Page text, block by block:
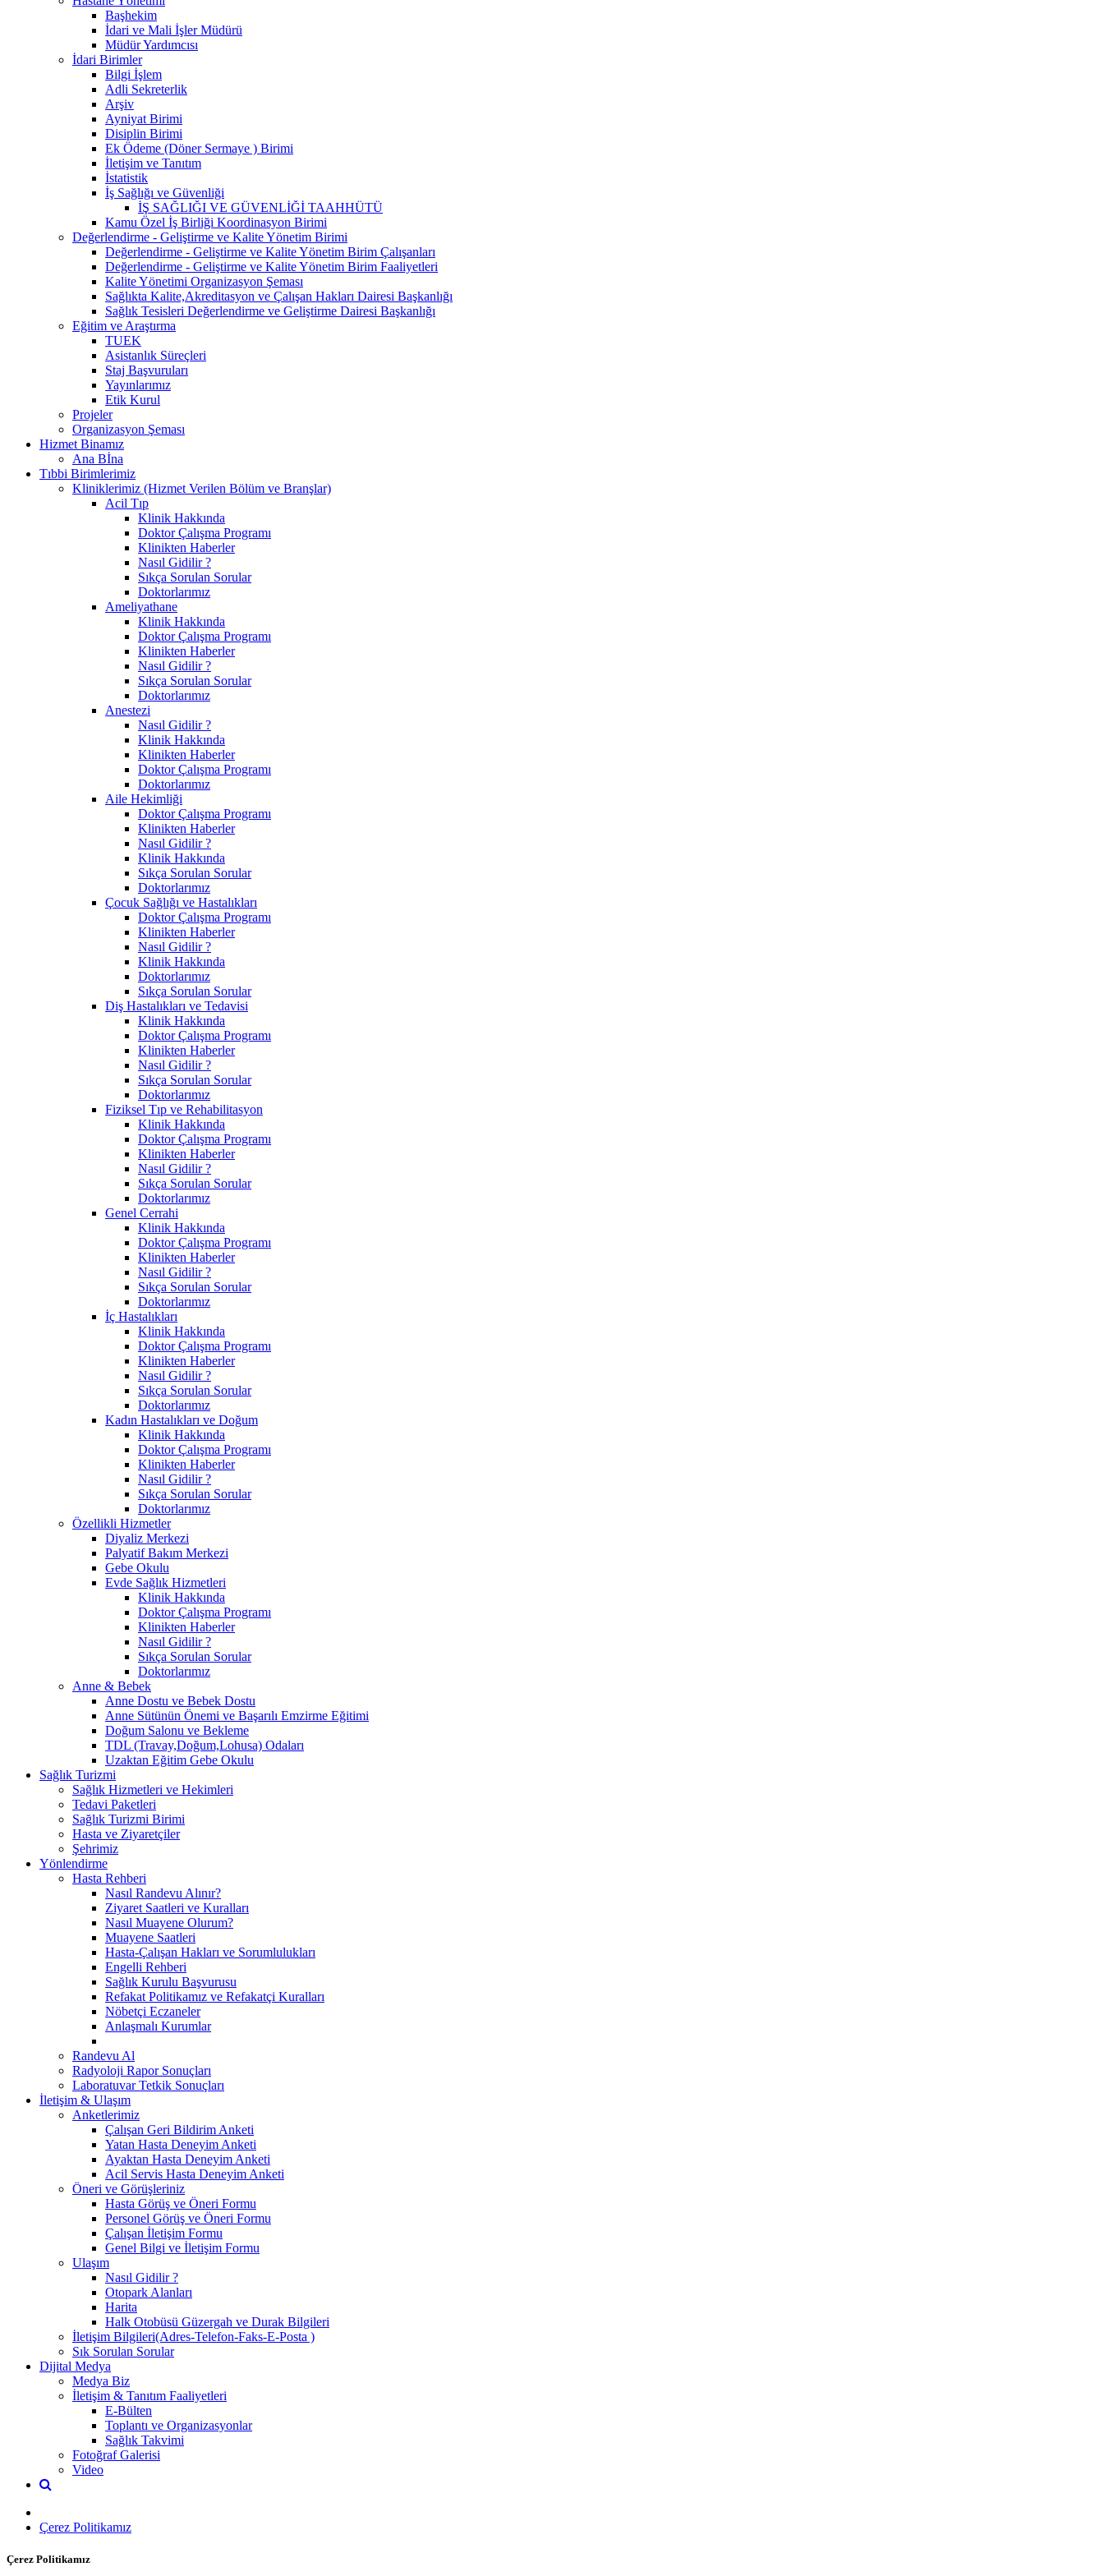
Başhekim
İdari ve Mali İşler Müdürü
Müdür Yardımcısı
İdari Birimler
Bilgi İşlem
Adli Sekreterlik
Arşiv
Ayniyat Birimi
Disiplin Birimi
Ek Ödeme (Döner Sermaye ) Birimi
İletişim ve Tanıtım
İstatistik
İş Sağlığı ve Güvenliği
İŞ SAĞLIĞI VE GÜVENLİĞİ TAAHHÜTÜ
Kamu Özel İş Birliği Koordinasyon Birimi
Değerlendirme - Geliştirme ve Kalite Yönetim Birimi
Değerlendirme - Geliştirme ve Kalite Yönetim Birim Çalışanları
Değerlendirme - Geliştirme ve Kalite Yönetim Birim Faaliyetleri
Kalite Yönetimi Organizasyon Şeması
Sağlıkta Kalite,Akreditasyon ve Çalışan Hakları Dairesi Başkanlığı
Sağlık Tesisleri Değerlendirme ve Geliştirme Dairesi Başkanlığı
Eğitim ve Araştırma
TUEK
Asistanlık Süreçleri
Staj Başvuruları
Yayınlarımız
Etik Kurul
Projeler
Organizasyon Şeması
Hizmet Binamız
Ana Bİna
Tıbbi Birimlerimiz
Kliniklerimiz (Hizmet Verilen Bölüm ve Branşlar)
Acil Tıp
Klinik Hakkında
Doktor Çalışma Programı
Klinikten Haberler
Nasıl Gidilir ?
Sıkça Sorulan Sorular
Doktorlarımız
Ameliyathane
Klinik Hakkında
Doktor Çalışma Programı
Klinikten Haberler
Nasıl Gidilir ?
Sıkça Sorulan Sorular
Doktorlarımız
Anestezi
Nasıl Gidilir ?
Klinik Hakkında
Klinikten Haberler
Doktor Çalışma Programı
Doktorlarımız
Aile Hekimliği
Doktor Çalışma Programı
Klinikten Haberler
Nasıl Gidilir ?
Klinik Hakkında
Sıkça Sorulan Sorular
Doktorlarımız
Çocuk Sağlığı ve Hastalıkları
Doktor Çalışma Programı
Klinikten Haberler
Nasıl Gidilir ?
Klinik Hakkında
Doktorlarımız
Sıkça Sorulan Sorular
Diş Hastalıkları ve Tedavisi
Klinik Hakkında
Doktor Çalışma Programı
Klinikten Haberler
Nasıl Gidilir ?
Sıkça Sorulan Sorular
Doktorlarımız
Fiziksel Tıp ve Rehabilitasyon
Klinik Hakkında
Doktor Çalışma Programı
Klinikten Haberler
Nasıl Gidilir ?
Sıkça Sorulan Sorular
Doktorlarımız
Genel Cerrahi
Klinik Hakkında
Doktor Çalışma Programı
Klinikten Haberler
Nasıl Gidilir ?
Sıkça Sorulan Sorular
Doktorlarımız
İç Hastalıkları
Klinik Hakkında
Doktor Çalışma Programı
Klinikten Haberler
Nasıl Gidilir ?
Sıkça Sorulan Sorular
Doktorlarımız
Kadın Hastalıkları ve Doğum
Klinik Hakkında
Doktor Çalışma Programı
Klinikten Haberler
Nasıl Gidilir ?
Sıkça Sorulan Sorular
Doktorlarımız
Özellikli Hizmetler
Diyaliz Merkezi
Palyatif Bakım Merkezi
Gebe Okulu
Evde Sağlık Hizmetleri
Klinik Hakkında
Doktor Çalışma Programı
Klinikten Haberler
Nasıl Gidilir ?
Sıkça Sorulan Sorular
Doktorlarımız
Anne & Bebek
Anne Dostu ve Bebek Dostu
Anne Sütünün Önemi ve Başarılı Emzirme Eğitimi
Doğum Salonu ve Bekleme
TDL (Travay,Doğum,Lohusa) Odaları
Uzaktan Eğitim Gebe Okulu
Sağlık Turizmi
Sağlık Hizmetleri ve Hekimleri
Tedavi Paketleri
Sağlık Turizmi Birimi
Hasta ve Ziyaretçiler
Şehrimiz
Yönlendirme
Hasta Rehberi
Nasıl Randevu Alınır?
Ziyaret Saatleri ve Kuralları
Nasıl Muayene Olurum?
Muayene Saatleri
Hasta-Çalışan Hakları ve Sorumlulukları
Engelli Rehberi
Sağlık Kurulu Başvurusu
Refakat Politikamız ve Refakatçi Kuralları
Nöbetçi Eczaneler
Anlaşmalı Kurumlar
Randevu Al
Radyoloji Rapor Sonuçları
Laboratuvar Tetkik Sonuçları
İletişim & Ulaşım
Anketlerimiz
Çalışan Geri Bildirim Anketi
Yatan Hasta Deneyim Anketi
Ayaktan Hasta Deneyim Anketi
Acil Servis Hasta Deneyim Anketi
Öneri ve Görüşleriniz
Hasta Görüş ve Öneri Formu
Personel Görüş ve Öneri Formu
Çalışan İletişim Formu
Genel Bilgi ve İletişim Formu
Ulaşım
Nasıl Gidilir ?
Otopark Alanları
Harita
Halk Otobüsü Güzergah ve Durak Bilgileri
İletişim Bilgileri(Adres-Telefon-Faks-E-Posta )
Sık Sorulan Sorular
Dijital Medya
Medya Biz
İletişim & Tanıtım Faaliyetleri
E-Bülten
Toplantı ve Organizasyonlar
Sağlık Takvimi
Fotoğraf Galerisi
Video
Çerez Politikamız
Çerez Politikamız